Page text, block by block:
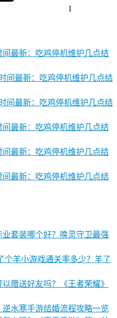
1
间最新：吃鸡停机维护几点结
间最新：吃鸡停机维护几点结
间最新：吃鸡停机维护几点结
间最新：吃鸡停机维护几点结
间最新：吃鸡停机维护几点结
间最新：吃鸡停机维护几点结
套装哪个好？唤灵守卫最强
个羊小游戏通关率多少？羊了
赠送好友吗？《王者荣耀》
水寒手游结婚流程攻略一览